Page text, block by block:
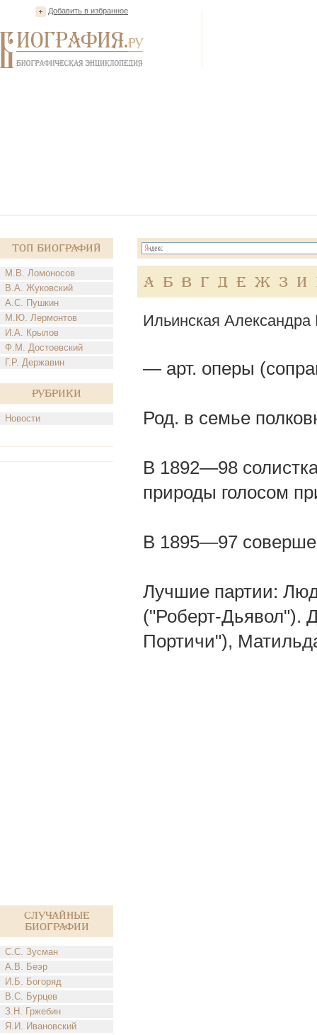
Добавить в избранное
Топ Биографий
М.В. Ломоносов
В.А. Жуковский
А.С. Пушкин
М.Ю. Лермонтов
И.А. Крылов
Ф.М. Достоевский
Г.Р. Державин
Рубрики
Новости
Случайные
биографии
С.С. Зусман
А.В. Беэр
И.Б. Богоряд
В.С. Бурцев
З.Н. Гржебин
Я.И. Ивановский
А Б В Г Д Е Ж З И
Ильинская Александра
— арт. оперы
Род. в семье
В 1892—98
природы голосом
В 1895—97
Лучшие партии:
("Роберт-Дьявол").
Портичи"),